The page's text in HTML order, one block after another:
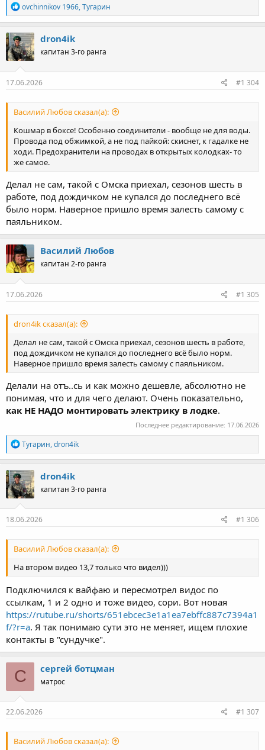
Р
е
а
к
ц
и
и
:
ovchinnikov 1966,Тугарин
dron4ik
капитан 3-го ранга
17.06.2026 #1 304
Василий Любов сказал(а):
Кошмар в боксе! Особенно соединители - вообще не для воды.
Провода под обжимкой, а не под пайкой: скиснет, к гадалке не
ходи. Предохранители на проводах в открытых колодках- то
же самое.
Делал не сам, такой с Омска приехал, сезонов шесть в
работе, под дождичком не купался до последнего всё
было норм. Наверное пришло время залесть самому с
паяльником.
Василий Любов
капитан 2-го ранга
17.06.2026 #1 305
dron4ik сказал(а):
Делал не сам, такой с Омска приехал, сезонов шесть в работе,
под дождичком не купался до последнего всё было норм.
Наверное пришло время залесть самому с паяльником.
Делали на отъ..сь и как можно дешевле, абсолютно не
понимая, что и для чего делают. Очень показательно,
как НЕ НАДО монтировать электрику в лодке.
Последнее редактирование: 17.06.2026
Р
е
а
к
ц
и
и
:
Тугарин,dron4ik
dron4ik
капитан 3-го ранга
18.06.2026 #1 306
Василий Любов сказал(а):
На втором видео 13,7 только что видел)))
Подключился к вайфаю и пересмотрел видос по
ссылкам, 1 и 2 одно и тоже видео, сори. Вот новая
https://rutube.ru/shorts/651ebcec3e1a1ea7ebffc887c7394a1
f/?r=a. Я так понимаю сути это не меняет, ищем плохие
контакты в "сундучке".
С сергей ботцман
матрос
22.06.2026 #1 307
Василий Любов сказал(а):